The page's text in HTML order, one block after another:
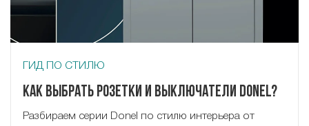
ГИД ПО СТИЛЮ
Как выбрать розетки и выключатели Donel?
Разбираем серии Donel по стилю интерьера от